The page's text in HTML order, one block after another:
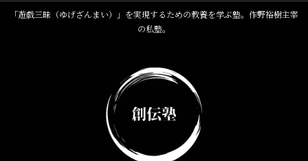
「遊戯三昧（ゆげざんまい）」を実現するための教養を学ぶ塾。作野裕樹主宰
の私塾。